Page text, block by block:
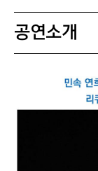
공연소개